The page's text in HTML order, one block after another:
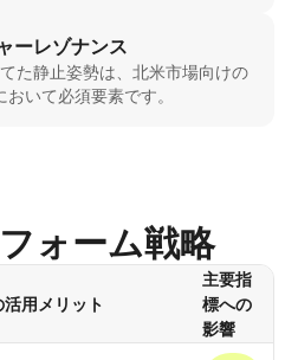
ーレゾナンス
た静止姿勢は、北米市場向けの
いて必須要素です。
ォーム戦略
用メリット
主要指
標への
影響